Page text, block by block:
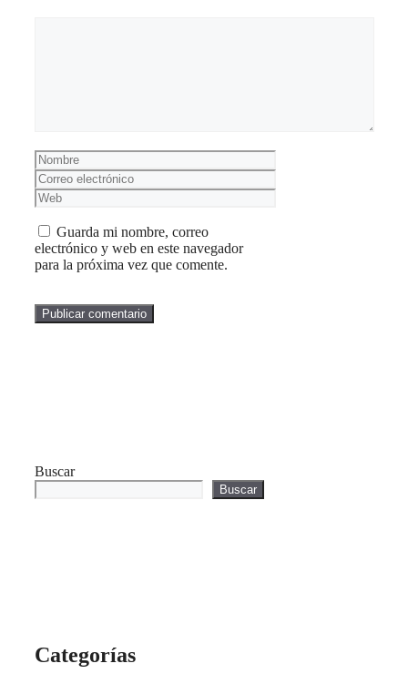
Nombre
Correo
electrónico
Web
Guarda mi nombre, correo
electrónico y web en este navegador
para la próxima vez que comente.
Buscar
Buscar
Categorías